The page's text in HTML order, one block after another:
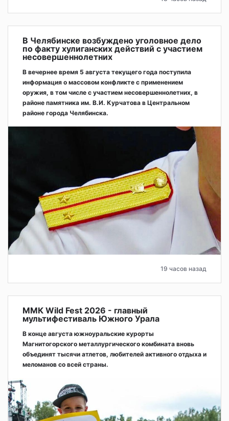
В Челябинске возбуждено уголовное дело
по факту хулиганских действий с участием
несовершеннолетних
В вечернее время 5 августа текущего года поступила
информация о массовом конфликте с применением
оружия, в том числе с участием несовершеннолетних, в
районе памятника им. В.И. Курчатова в Центральном
районе города Челябинска.
19 часов назад
ММК Wild Fest 2026 - главный
мультифестиваль Южного Урала
В конце августа южноуральские курорты
Магнитогорского металлургического комбината вновь
объединят тысячи атлетов, любителей активного отдыха и
меломанов со всей страны.